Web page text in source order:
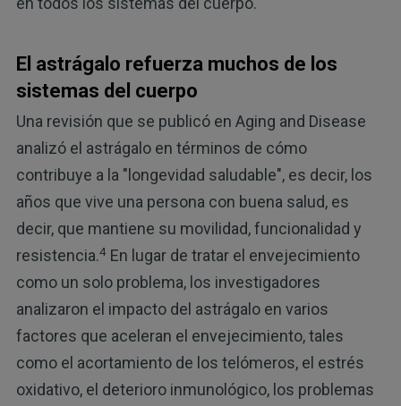
El astrágalo refuerza muchos de los
sistemas del cuerpo
Una revisión que se publicó en Aging and Disease
analizó el astrágalo en términos de cómo
contribuye a la "longevidad saludable", es decir, los
años que vive una persona con buena salud, es
decir, que mantiene su movilidad, funcionalidad y
resistencia.4En lugar de tratar el envejecimiento
como un solo problema, los investigadores
analizaron el impacto del astrágalo en varios
factores que aceleran el envejecimiento, tales
como el acortamiento de los telómeros, el estrés
oxidativo, el deterioro inmunológico, los problemas